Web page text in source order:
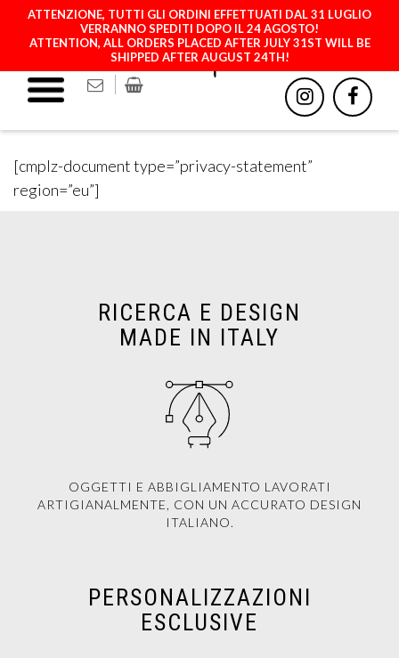
ATTENZIONE, TUTTI GLI ORDINI EFFETTUATI DAL 31 LUGLIO
VERRANNO SPEDITI DOPO IL 24 AGOSTO!
ATTENTION, ALL ORDERS PLACED AFTER JULY 31ST WILL BE
SHIPPED AFTER AUGUST 24TH!
PRIVACY STATEMENT (EU)
[cmplz-document type=”privacy-statement”
region=”eu”]
RICERCA E DESIGN
MADE IN ITALY
OGGETTI E ABBIGLIAMENTO LAVORATI
ARTIGIANALMENTE, CON UN ACCURATO DESIGN
ITALIANO.
PERSONALIZZAZIONI
ESCLUSIVE